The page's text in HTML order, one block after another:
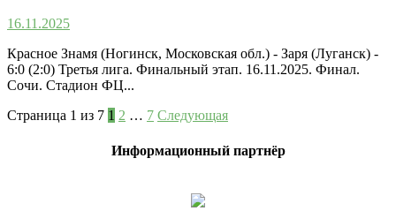
16.11.2025
Красное Знамя (Ногинск, Московская обл.) - Заря (Луганск) -
6:0 (2:0) Третья лига. Финальный этап. 16.11.2025. Финал.
Сочи. Стадион ФЦ...
Страница 1 из 7 1 2 … 7 Следующая
Информационный партнёр